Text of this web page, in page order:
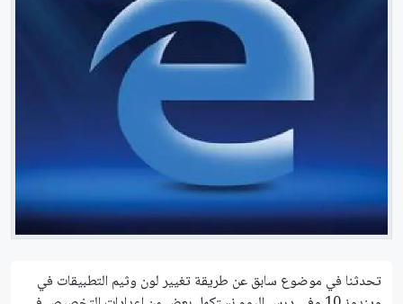
تحدثنا في موضوع سابق عن طريقة تغيير لون وثيم التطبيقات في